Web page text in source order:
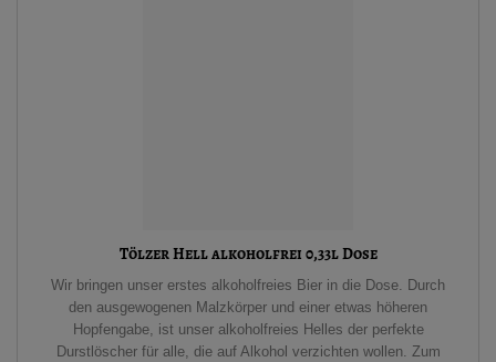
Tölzer Hell alkoholfrei 0,33l Dose
Wir bringen unser erstes alkoholfreies Bier in die Dose. Durch
den ausgewogenen Malzkörper und einer etwas höheren
Hopfengabe, ist unser alkoholfreies Helles der perfekte
Durstlöscher für alle, die auf Alkohol verzichten wollen. Zum